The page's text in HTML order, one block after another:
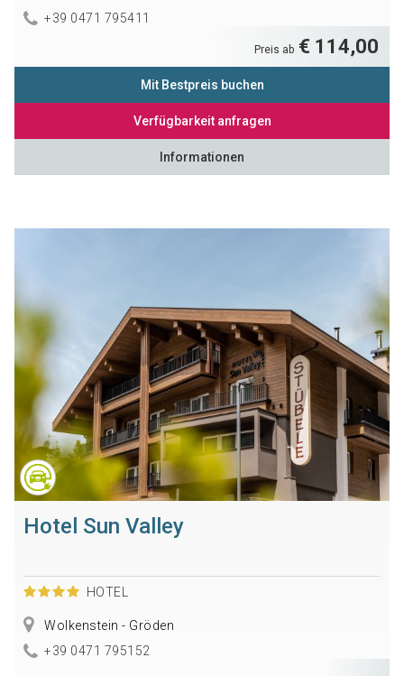
+39 0471 795411
Preis ab € 114,00
Mit Bestpreis buchen
Verfügbarkeit anfragen
Informationen
Hotel Sun Valley
HOTEL
Wolkenstein - Gröden
+39 0471 795152